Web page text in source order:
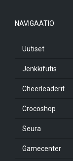
NAVIGAATIO
Uutiset
Jenkkifutis
Cheerleaderit
Crocoshop
Seura
Gamecenter